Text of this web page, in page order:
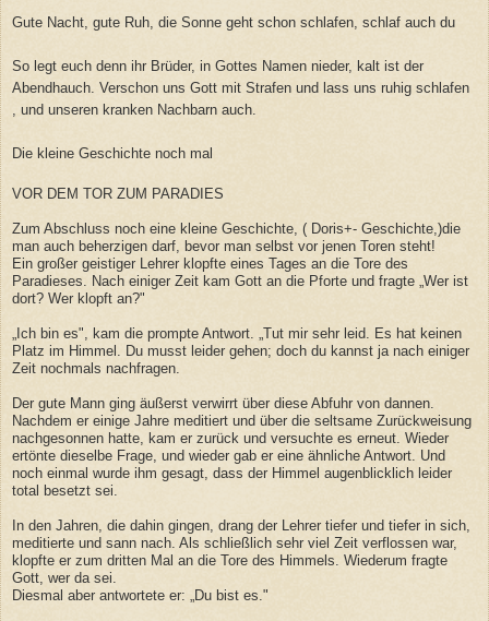
Gute Nacht, gute Ruh, die Sonne geht schon schlafen, schlaf auch du
So legt euch denn ihr Brüder, in Gottes Namen nieder, kalt ist der
Abendhauch. Verschon uns Gott mit Strafen und lass uns ruhig schlafen
, und unseren kranken Nachbarn auch.
Die kleine Geschichte noch mal
VOR DEM TOR ZUM PARADIES
Zum Abschluss noch eine kleine Geschichte, ( Doris+- Geschichte,)die
man auch beherzigen darf, bevor man selbst vor jenen Toren steht!
Ein großer geistiger Lehrer klopfte eines Tages an die Tore des
Paradieses. Nach einiger Zeit kam Gott an die Pforte und fragte „Wer ist
dort? Wer klopft an?"
„Ich bin es", kam die prompte Antwort. „Tut mir sehr leid. Es hat keinen
Platz im Himmel. Du musst leider gehen; doch du kannst ja nach einiger
Zeit nochmals nachfragen.
Der gute Mann ging äußerst verwirrt über diese Abfuhr von dannen.
Nachdem er einige Jahre meditiert und über die seltsame Zurückweisung
nachgesonnen hatte, kam er zurück und versuchte es erneut. Wieder
ertönte dieselbe Frage, und wieder gab er eine ähnliche Antwort. Und
noch einmal wurde ihm gesagt, dass der Himmel augenblicklich leider
total besetzt sei.
In den Jahren, die dahin gingen, drang der Lehrer tiefer und tiefer in sich,
meditierte und sann nach. Als schließlich sehr viel Zeit verflossen war,
klopfte er zum dritten Mal an die Tore des Himmels. Wiederum fragte
Gott, wer da sei.
Diesmal aber antwortete er: „Du bist es."